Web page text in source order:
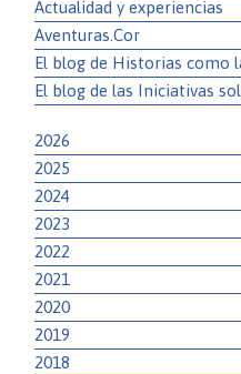
Actualidad y experiencias
Aventuras.Cor
El blog de Historias como
El blog de las Iniciativas
2026
2025
2024
2023
2022
2021
2020
2019
2018